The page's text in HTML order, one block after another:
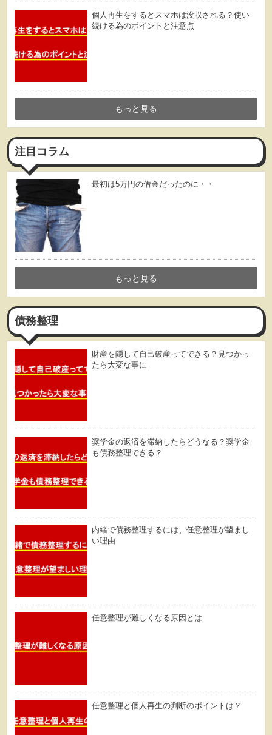
個人再生をするとスマホは没収される？使い
続ける為のポイントと注意点
もっと見る
注目コラム
最初は5万円の借金だったのに・・
もっと見る
債務整理
財産を隠して自己破産ってできる？見つかっ
たら大変な事に
奨学金の返済を滞納したらどうなる？奨学金
も債務整理できる？
内緒で債務整理するには、任意整理が望まし
い理由
任意整理が難しくなる原因とは
任意整理と個人再生の判断のポイントは？